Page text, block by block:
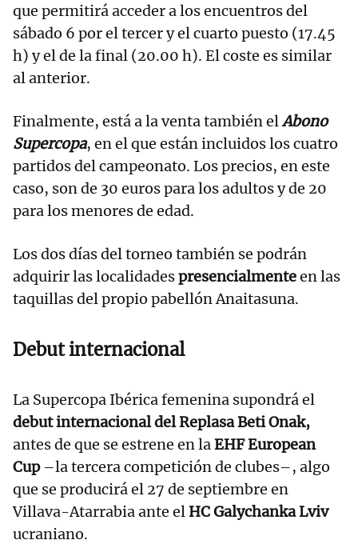
que permitirá acceder a los encuentros del
sábado 6 por el tercer y el cuarto puesto (17.45
h) y el de la final (20.00 h). El coste es similar
al anterior.
Finalmente, está a la venta también elAbono
Supercopa, en el que están incluidos los cuatro
partidos del campeonato. Los precios, en este
caso, son de 30 euros para los adultos y de 20
para los menores de edad.
Los dos días del torneo también se podrán
adquirir las localidadespresencialmenteen las
taquillas del propio pabellón Anaitasuna.
Debut internacional
La Supercopa Ibérica femenina supondrá el
debut internacional del Replasa Beti Onak,
antes de que se estrene en laEHF European
Cup–la tercera competición de clubes–, algo
que se producirá el 27 de septiembre en
Villava-Atarrabia ante el HC Galychanka Lviv
ucraniano.